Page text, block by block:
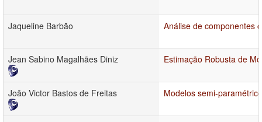
Jaqueline Barbão Análise de componentes
Jean Sabino Magalhães Diniz Estimação Robusta de
João Victor Bastos de Freitas Modelos semi-